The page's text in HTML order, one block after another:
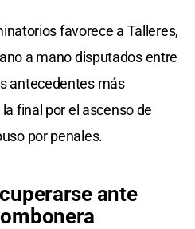
favorece a Talleres,
a mano disputados entre
antecedentes más
final por el ascenso de
por penales.
ante